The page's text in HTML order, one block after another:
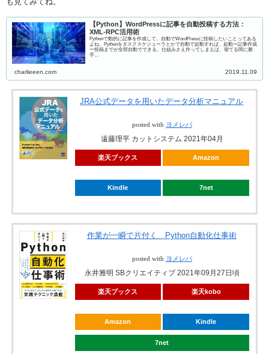
【Python】WordPressに記事を自動投稿する方法：
XML-RPC活用術
Pythonで動的に記事を作成して、自動でWordPressに投稿したいことってある
よね。Pythonをタスクスケジューラとかで自動で起動すれば、起動ー記事作成
ー投稿までが全部自動でできる。仕組みさえ作ってしまえば、寝てる間に勝
手…
charlieeen.com 2019.11.09
JRA公式データを用いたデータ分析マニュアル
posted with ヨメレバ
遠藤理平 カットシステム 2021年04月
楽天ブックス Amazon
Kindle 7net
作業が一瞬で片付く Python自動化仕事術
posted with ヨメレバ
永井雅明 SBクリエイティブ 2021年09月27日頃
楽天ブックス 楽天kobo
Amazon Kindle
7net